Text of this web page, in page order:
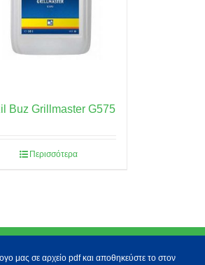
Buz Grillmaster G575
Περισσότερα
μας σε αρχείο pdf και αποθηκεύστε το στον